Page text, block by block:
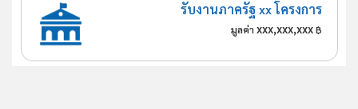
รับงานภาครัฐ xx โครงการ
มูลค่า xxx,xxx,xxx ฿